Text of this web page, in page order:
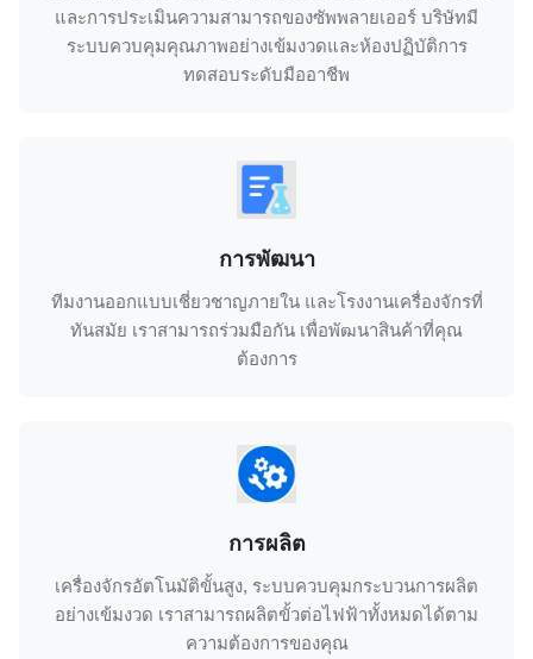
และการประเมินความสามารถของซัพพลายเออร์ บริษัทมี
ระบบควบคุมคุณภาพอย่างเข้มงวดและห้องปฏิบัติการ
ทดสอบระดับมืออาชีพ
การพัฒนา
ทีมงานออกแบบเชี่ยวชาญภายใน และโรงงานเครื่องจักรที่
ทันสมัย เราสามารถร่วมมือกัน เพื่อพัฒนาสินค้าที่คุณ
ต้องการ
การผลิต
เครื่องจักรอัตโนมัติขั้นสูง, ระบบควบคุมกระบวนการผลิต
อย่างเข้มงวด เราสามารถผลิตขั้วต่อไฟฟ้าทั้งหมดได้ตาม
ความต้องการของคุณ